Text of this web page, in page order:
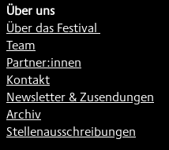
Über uns
Über das Festival
Team
Partner:innen
Kontakt
Newsletter & Zusendungen
Archiv
Stellenausschreibungen